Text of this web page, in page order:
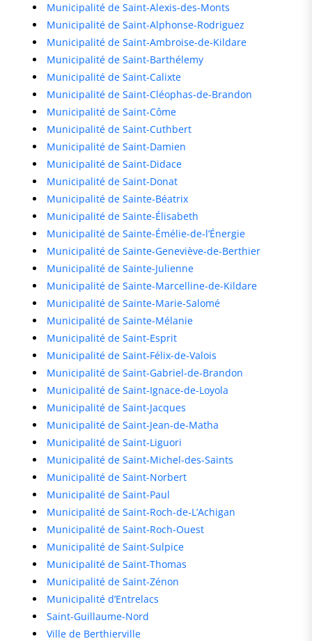
Municipalité de Saint-Alexis-des-Monts
Municipalité de Saint-Alphonse-Rodriguez
Municipalité de Saint-Ambroise-de-Kildare
Municipalité de Saint-Barthélemy
Municipalité de Saint-Calixte
Municipalité de Saint-Cléophas-de-Brandon
Municipalité de Saint-Côme
Municipalité de Saint-Cuthbert
Municipalité de Saint-Damien
Municipalité de Saint-Didace
Municipalité de Saint-Donat
Municipalité de Sainte-Béatrix
Municipalité de Sainte-Élisabeth
Municipalité de Sainte-Émélie-de-l’Énergie
Municipalité de Sainte-Geneviève-de-Berthier
Municipalité de Sainte-Julienne
Municipalité de Sainte-Marcelline-de-Kildare
Municipalité de Sainte-Marie-Salomé
Municipalité de Sainte-Mélanie
Municipalité de Saint-Esprit
Municipalité de Saint-Félix-de-Valois
Municipalité de Saint-Gabriel-de-Brandon
Municipalité de Saint-Ignace-de-Loyola
Municipalité de Saint-Jacques
Municipalité de Saint-Jean-de-Matha
Municipalité de Saint-Liguori
Municipalité de Saint-Michel-des-Saints
Municipalité de Saint-Norbert
Municipalité de Saint-Paul
Municipalité de Saint-Roch-de-L’Achigan
Municipalité de Saint-Roch-Ouest
Municipalité de Saint-Sulpice
Municipalité de Saint-Thomas
Municipalité de Saint-Zénon
Municipalité d’Entrelacs
Saint-Guillaume-Nord
Ville de Berthierville